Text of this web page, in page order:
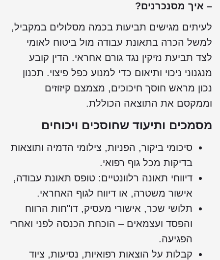
– איך מסנכרנים?
לעיתים מגישים תביעות בכמה מסלולים במקביל,
למשל הכרה בתאונת עבודה מול ביטוח לאומי
לצד תביעת נזיקין נגד גורם אחראי. הדין קובע
מנגנוני ניכוי ותיאום כדי למנוע כפל פיצוי. תכנון
נכון מראש חוסך חיכוכים, מצמצם קיזוזים
וממקסם את התוצאה הכוללת.
מסמכים ותיעוד שחוסכים ויכוחים
סיכומי ביקור, הפניות, צילומי הדמיה ותוצאות
בדיקות מכל גוף רפואי.
דיווחי תאונה רלוונטיים: טופס תאונת עבודה,
אישור משטרה, או דיווח לגוף האחראי.
תלושי שכר, אישורי מעסיק, דו"חות הרווח
והפסד ועצמאים – הוכחת הכנסה לפני ואחרי
הפגיעה.
קבלות על הוצאות רפואיות, נסיעות, ציוד